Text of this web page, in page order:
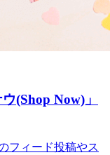
(Shop Now)」
フィード投稿やス